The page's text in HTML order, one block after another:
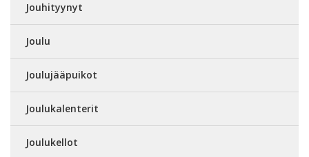
Jouhityynyt
Joulu
Joulujääpuikot
Joulukalenterit
Joulukellot